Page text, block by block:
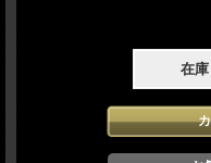
らない歌声と感動的な来日公演初
在庫